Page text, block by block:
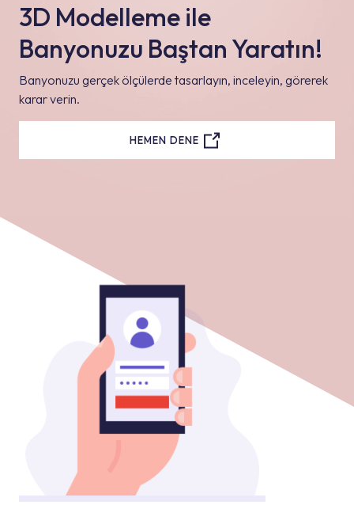
3D Modelleme ile
Banyonuzu Baştan Yaratın!
Banyonuzu gerçek ölçülerde tasarlayın, inceleyin, görerek
karar verin.
HEMEN DENE